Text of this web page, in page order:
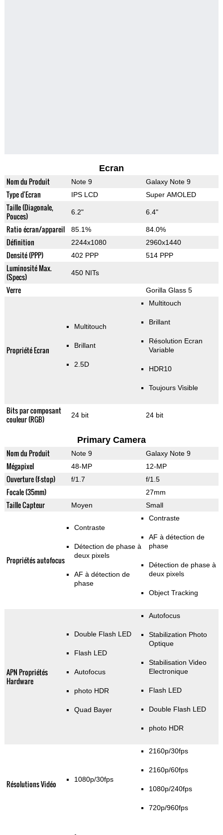
Ecran
Nom du Produit Note 9 Galaxy Note 9
Type d'Ecran IPS LCD Super AMOLED
Taille (Diagonale,
Pouces)
6.2" 6.4"
Ratio écran/appareil 85.1% 84.0%
Définition 2244x1080 2960x1440
Densité (PPP) 402 PPP 514 PPP
Luminosité Max.
(Specs)
450 NITs
Verre Gorilla Glass 5
Propriété Ecran
Multitouch
Brillant
2.5D
Multitouch
Brillant
Résolution Ecran
Variable
HDR10
Toujours Visible
Bits par composant
couleur (RGB)
24 bit 24 bit
Primary Camera
Nom du Produit Note 9 Galaxy Note 9
Mégapixel 48-MP 12-MP
Ouverture (f-stop) f/1.7 f/1.5
Focale (35mm) 27mm
Taille Capteur Moyen Small
Propriétés autofocus
Contraste
Détection de phase à
deux pixels
AF à détection de
phase
Contraste
AF à détection de
phase
Détection de phase à
deux pixels
Object Tracking
APN Propriétés
Hardware
Double Flash LED
Flash LED
Autofocus
photo HDR
Quad Bayer
Autofocus
Stabilization Photo
Optique
Stabilisation Video
Electronique
Flash LED
Double Flash LED
photo HDR
Résolutions Vidéo 1080p/30fps
2160p/30fps
2160p/60fps
1080p/240fps
720p/960fps